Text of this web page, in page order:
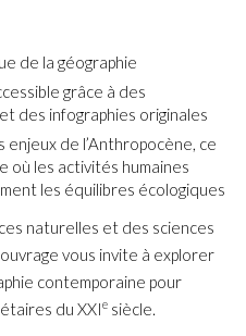
de la géographie
grâce à des
des infographies originales
enjeux de l’Anthropocène, ce
où les activités humaines
les équilibres écologiques
naturelles et des sciences
vous invite à explorer
contemporaine pour
du XXIe siècle.